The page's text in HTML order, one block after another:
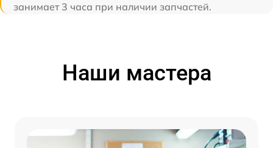
занимает 3 часа при наличии запчастей.
Наши мастера